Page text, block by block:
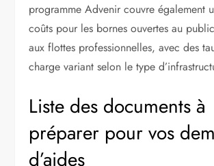
programme Advenir couvre également
coûts pour les bornes ouvertes au
aux flottes professionnelles, avec des
charge variant selon le type
Liste des documents à
préparer pour vos
d’aides